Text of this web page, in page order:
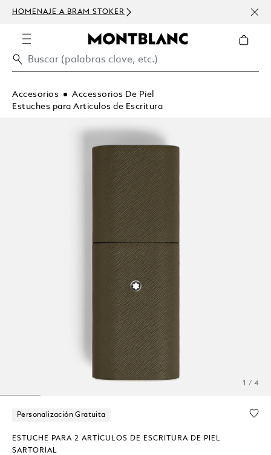
HOMENAJE A BRAM STOKER
USD
Accesorios
Accessorios De Piel
Estuches para Articulos de Escritura
1 / 4
Personalización Gratuita
ESTUCHE PARA 2 ARTÍCULOS DE ESCRITURA DE PIEL
SARTORIAL